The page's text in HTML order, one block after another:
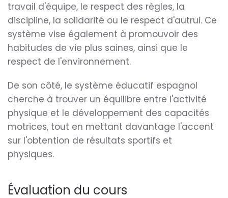
travail d'équipe, le respect des règles, la
discipline, la solidarité ou le respect d'autrui. Ce
système vise également à promouvoir des
habitudes de vie plus saines, ainsi que le
respect de l'environnement.
De son côté, le système éducatif espagnol
cherche à trouver un équilibre entre l'activité
physique et le développement des capacités
motrices, tout en mettant davantage l'accent
sur l'obtention de résultats sportifs et
physiques.
Évaluation du cours